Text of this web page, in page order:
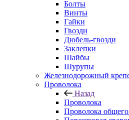
Болты
Винты
Гайки
Гвозди
Дюбель-гвозди
Заклепки
Шайбы
Шурупы
Железнодорожный
Проволока
Назад
Проволока
Проволока общего